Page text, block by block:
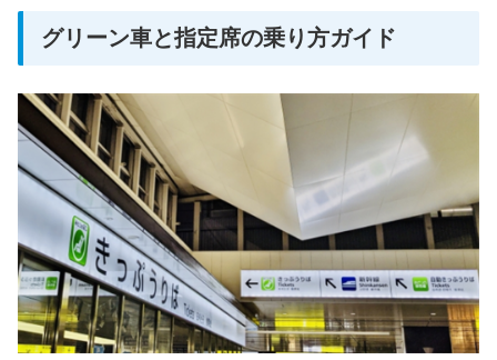
グリーン車と指定席の乗り方ガイド